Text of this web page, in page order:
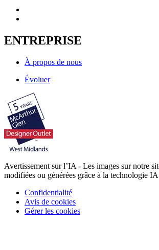
ENTREPRISE
À propos de nous
Évoluer
Avertissement sur l’IA - Les images sur notre
modifiées ou générées grâce à la technologie
Confidentialité
Avis de cookies
Gérer les cookies